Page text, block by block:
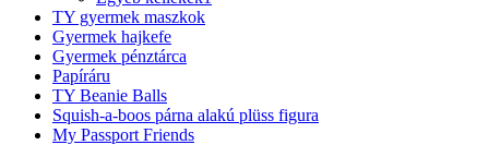
TY gyermek maszkok
Gyermek hajkefe
Gyermek pénztárca
Papíráru
TY Beanie Balls
Squish-a-boos párna alakú plüss figura
My Passport Friends